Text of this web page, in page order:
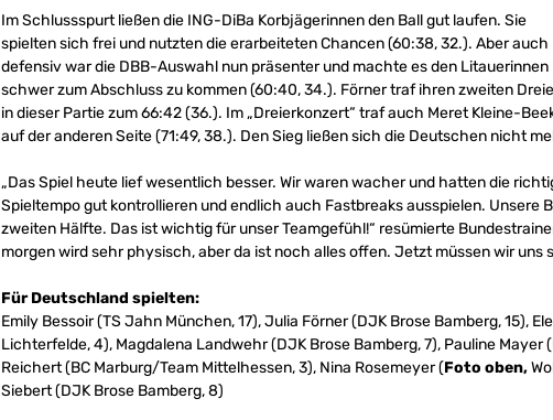
Im Schlussspurt ließen die ING-DiBa Korbjägerinnen den Ball gut laufen. Sie
spielten sich frei und nutzten die erarbeiteten Chancen (60:38, 32.). Aber auch
defensiv war die DBB-Auswahl nun präsenter und machte es den Litauerinnen
schwer zum Abschluss zu kommen (60:40, 34.). Förner traf ihren zweiten
in dieser Partie zum 66:42 (36.). Im „Dreierkonzert“ traf auch Meret Kleine-
auf der anderen Seite (71:49, 38.). Den Sieg ließen sich die Deutschen nicht
„Das Spiel heute lief wesentlich besser. Wir waren wacher und hatten die
Spieltempo gut kontrollieren und endlich auch Fastbreaks ausspielen. Unsere
zweiten Hälfte. Das ist wichtig für unser Teamgefühl!“ resümierte
morgen wird sehr physisch, aber da ist noch alles offen. Jetzt müssen wir uns
Für Deutschland spielten:
Emily Bessoir (TS Jahn München, 17), Julia Förner (DJK Brose Bamberg, 15),
Lichterfelde, 4), Magdalena Landwehr (DJK Brose Bamberg, 7), Pauline Mayer
Reichert (BC Marburg/Team Mittelhessen, 3), Nina Rosemeyer (Foto oben,
Siebert (DJK Brose Bamberg, 8)